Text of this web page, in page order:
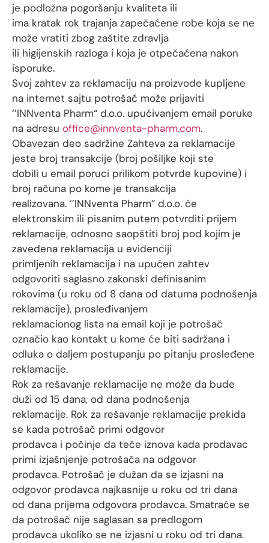
je podložna pogoršanju kvaliteta ili
ima kratak rok trajanja zapečaćene robe koja se ne
može vratiti zbog zaštite zdravlja
ili higijenskih razloga i koja je otpečaćena nakon
isporuke.
Svoj zahtev za reklamaciju na proizvode kupljene
na internet sajtu potrošač može prijaviti
‘’INNventa Pharm“ d.o.o. upućivanjem email poruke
na adresu office@innventa-pharm.com.
Obavezan deo sadržine Zahteva za reklamacije
jeste broj transakcije (broj pošiljke koji ste
dobili u email poruci prilikom potvrde kupovine) i
broj računa po kome je transakcija
realizovana. ‘’INNventa Pharm“ d.o.o. će
elektronskim ili pisanim putem potvrditi prijem
reklamacije, odnosno saopštiti broj pod kojim je
zavedena reklamacija u evidenciji
primljenih reklamacija i na upućen zahtev
odgovoriti saglasno zakonski definisanim
rokovima (u roku od 8 dana od datuma podnošenja
reklamacije), prosleđivanjem
reklamacionog lista na email koji je potrošač
označio kao kontakt u kome će biti sadržana i
odluka o daljem postupanju po pitanju prosleđene
reklamacije.
Rok za rešavanje reklamacije ne može da bude
duži od 15 dana, od dana podnošenja
reklamacije. Rok za rešavanje reklamacije prekida
se kada potrošač primi odgovor
prodavca i počinje da teče iznova kada prodavac
primi izjašnjenje potrošača na odgovor
prodavca. Potrošač je dužan da se izjasni na
odgovor prodavca najkasnije u roku od tri dana
od dana prijema odgovora prodavca. Smatraće se
da potrošač nije saglasan sa predlogom
prodavca ukoliko se ne izjasni u roku od tri dana.